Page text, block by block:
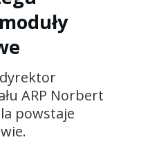
dyrektor
ARP Norbert
powstaje